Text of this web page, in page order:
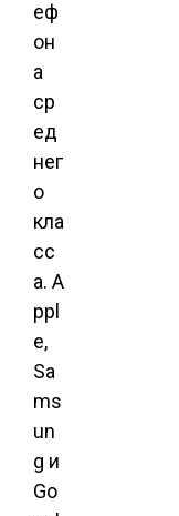
еф
он
а
ср
ед
нег
о
кла
сс
а. A
ppl
e,
Sa
ms
un
g и
Go